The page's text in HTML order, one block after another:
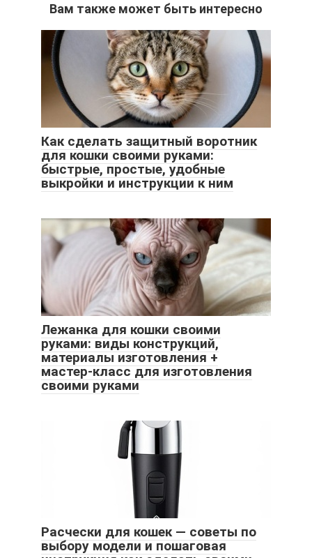
Вам также может быть интересно
Как сделать защитный воротник
для кошки своими руками:
быстрые, простые, удобные
выкройки и инструкции к ним
Лежанка для кошки своими
руками: виды конструкций,
материалы изготовления +
мастер-класс для изготовления
своими руками
Расчески для кошек — советы по
выбору модели и пошаговая